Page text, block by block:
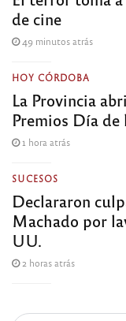
de cine
49 minutos atrás
HOY CÓRDOBA
La Provincia
Premios Día
1 hora atrás
SUCESOS
Declararon
Machado por
UU.
2 horas atrás